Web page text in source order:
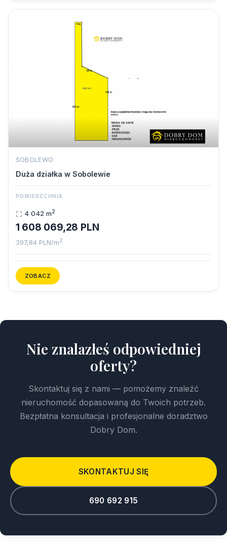
SOBOLEWO
Duża działka w Sobolewie
POWIERZCHNIA
4 042 m2
1 608 069,28 PLN
397,84 PLN/m2
ZOBACZ
Nie znalazłeś odpowiedniej
oferty?
Skontaktuj się z nami — pomożemy znaleźć
nieruchomość dopasowaną do Twoich potrzeb.
Bezpłatna konsultacja i profesjonalne doradztwo
Dobry Dom.
SKONTAKTUJ SIĘ
690 692 915